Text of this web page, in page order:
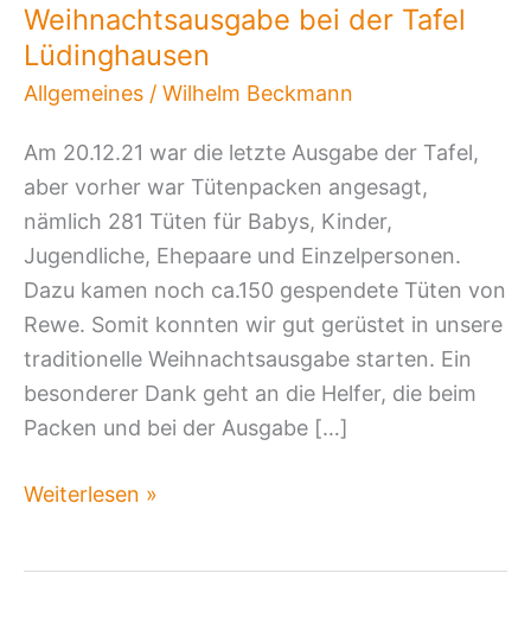
Weihnachtsausgabe bei der Tafel
Lüdinghausen
Allgemeines / Wilhelm Beckmann
Am 20.12.21 war die letzte Ausgabe der Tafel,
aber vorher war Tütenpacken angesagt,
nämlich 281 Tüten für Babys, Kinder,
Jugendliche, Ehepaare und Einzelpersonen.
Dazu kamen noch ca.150 gespendete Tüten von
Rewe. Somit konnten wir gut gerüstet in unsere
traditionelle Weihnachtsausgabe starten. Ein
besonderer Dank geht an die Helfer, die beim
Packen und bei der Ausgabe […]
Weihnachtsausgabe
bei
der
Lüdinghausen
Weiterlesen »